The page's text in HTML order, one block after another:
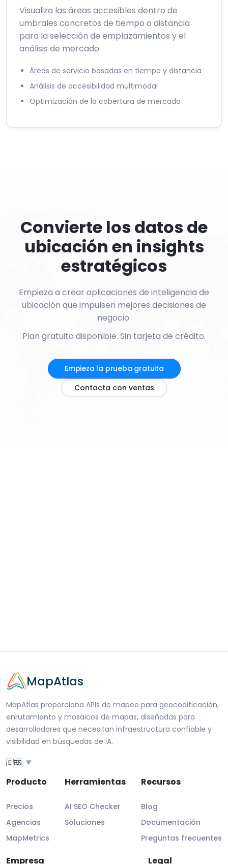
Visualiza las áreas accesibles dentro de
umbrales concretos de tiempo o distancia
para la selección de emplazamientos y el
análisis de mercado.
Áreas de servicio basadas en tiempo y distancia
Análisis de accesibilidad multimodal
Optimización de la cobertura de mercado
Convierte los datos de
ubicación en insights
estratégicos
Empieza a crear aplicaciones de inteligencia de
ubicación que impulsen mejores decisiones de
negocio.
Plan gratuito disponible. Sin tarjeta de crédito.
Empieza la prueba gratuita
Contacta con ventas
MapAtlas
MapAtlas proporciona APIs de mapeo para geocodificación,
enrutamiento y mosaicos de mapas, diseñadas para
desarrolladores que necesitan infraestructura confiable y
visibilidad en búsquedas de IA.
🇪🇸
ES ▼
Producto
Precios
Agencias
MapMetrics
Herramientas
AI SEO Checker
Soluciones
Recursos
Blog
Documentación
Preguntas frecuentes
Empresa Legal